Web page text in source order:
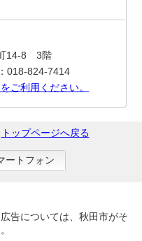
14-8 3階
018-824-7414
ご利用ください。
トップページへ戻る
ートフォン
告については、秋田市がそ